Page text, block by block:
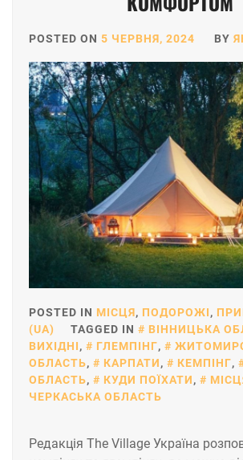
POSTED ON 5 ЧЕРВНЯ, 2024 BY
POSTED IN МІСЦЯ, ПОДОРОЖІ,
(UA)
TAGGED IN ВІННИЦЬКА
ВИХІДНІ, ГЛЕМПІНГ,
ОБЛАСТЬ, КАРПАТИ, КЕМПІНГ,
ОБЛАСТЬ, КУДИ ПОЇХАТИ,
ЧЕРКАСЬКА ОБЛАСТЬ
Редакція The Village Україна